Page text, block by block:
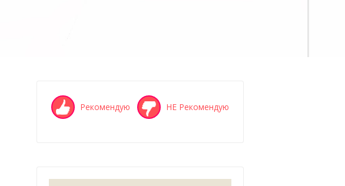
Рекомендую НЕ Рекомендую